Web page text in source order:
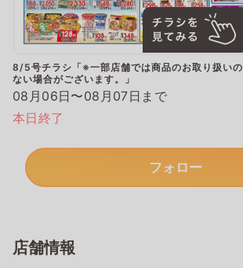
8/5号チラシ「※一部店舗では商品のお取り扱いの
ない場合がございます。」
08月06日〜08月07日まで
本日終了
フォロー
店舗情報